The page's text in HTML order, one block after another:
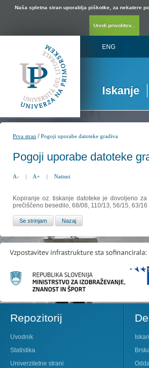
Naša spletna stran uporablja piškotke, za nekatere
Uredi privolitev...
ENG
Iskanje
Prva stran /Pogoji uporabe datoteke gradiva
Pogoji uporabe datoteke
A- | A+ | Natisni
Kopiranje oz. tiskanje datoteke je dovoljeno
prečiščeno besedilo, 68/08, 110/13, 56/15, 63/
Repozitorij
Uvodnik
Statistika
Univerzitetne strani